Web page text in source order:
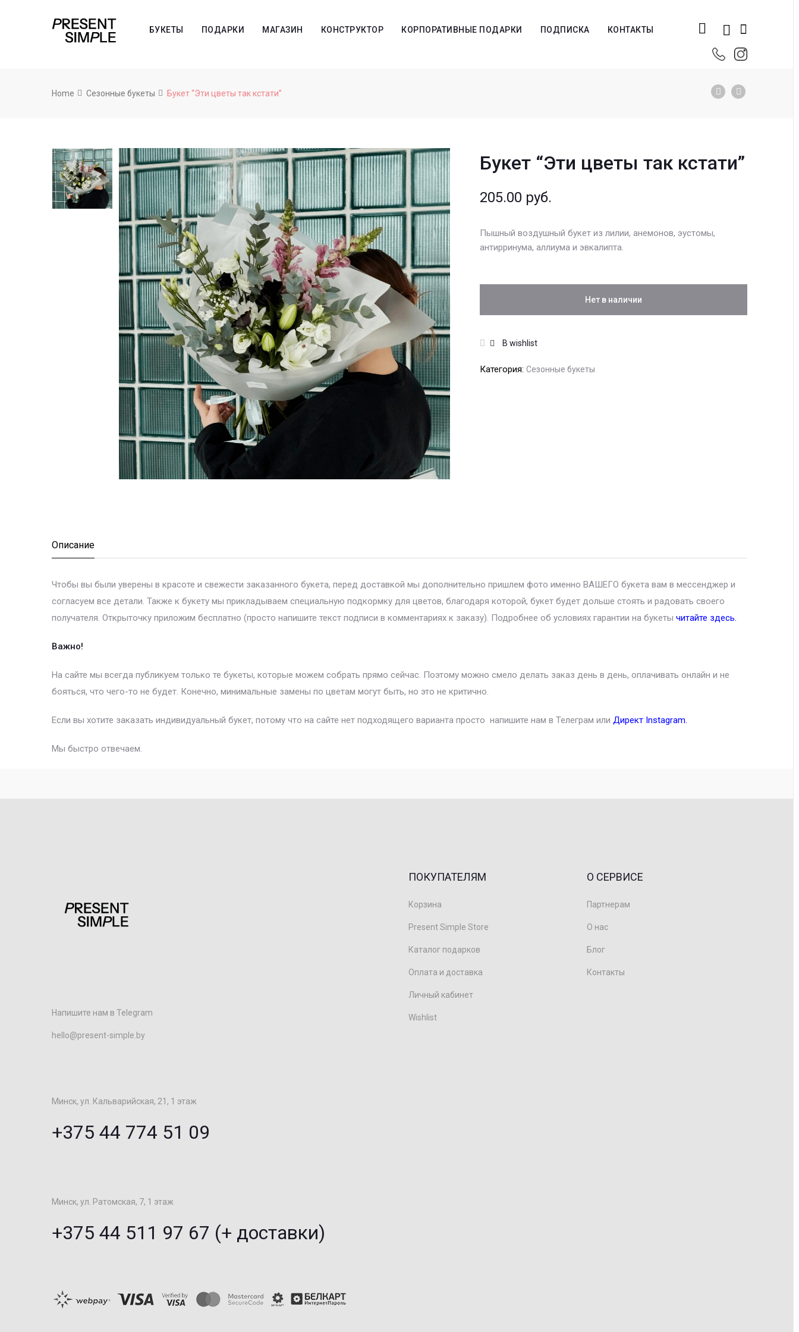
БУКЕТЫ ПОДАРКИ МАГАЗИН КОНСТРУКТОР КОРПОРАТИВНЫЕ ПОДАРКИ ПОДПИСКА КОНТАКТЫ
Home Сезонные букеты Букет “Эти цветы так кстати”
Букет “Эти цветы так кстати”
205.00 руб.
Пышный воздушный букет из лилии, анемонов, эустомы,
антирринума, аллиума и эвкалипта.
Нет в наличии
В wishlist
Категория: Сезонные букеты
Описание
Чтобы вы были уверены в красоте и свежести заказанного букета, перед доставкой мы дополнительно пришлем фото именно ВАШЕГО букета вам в мессенджер и
согласуем все детали. Также к букету мы прикладываем специальную подкормку для цветов, благодаря которой, букет будет дольше стоять и радовать своего
получателя. Открыточку приложим бесплатно (просто напишите текст подписи в комментариях к заказу). Подробнее об условиях гарантии на букеты читайте здесь.
Важно!
На сайте мы всегда публикуем только те букеты, которые можем собрать прямо сейчас. Поэтому можно смело делать заказ день в день, оплачивать онлайн и не
бояться, что чего-то не будет. Конечно, минимальные замены по цветам могут быть, но это не критично.
Если вы хотите заказать индивидуальный букет, потому что на сайте нет подходящего варианта просто напишите нам в Телеграм или Директ Instagram.
Мы быстро отвечаем.
Напишите нам в Telegram
hello@present-simple.by
Минск, ул. Кальварийская, 21, 1 этаж
+375 44 774 51 09
Минск, ул. Ратомская, 7, 1 этаж
+375 44 511 97 67 (+ доставки)
ПОКУПАТЕЛЯМ
Корзина
Present Simple Store
Каталог подарков
Оплата и доставка
Личный кабинет
Wishlist
О СЕРВИСЕ
Партнерам
О нас
Блог
Контакты